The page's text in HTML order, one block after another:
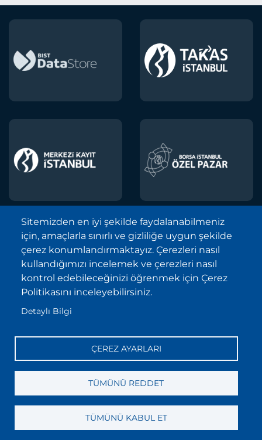
Borsa İstanbul A.Ş. © 2013-2025
Tüm Hakları Saklıdır.
Telif Hakkı ve Çekince İhbarı Bildirimi
Site Haritası
Kişisel Verilerin Korunması (KVKK)
Sıkça Sorulan Sorular
İletişim
Bilgi Toplumu Hizmetleri
Sitemizden en iyi şekilde faydalanabilmeniz
için, amaçlarla sınırlı ve gizliliğe uygun şekilde
çerez konumlandırmaktayız. Çerezleri nasıl
kullandığımızı incelemek ve çerezleri nasıl
kontrol edebileceğinizi öğrenmek için Çerez
Politikasını inceleyebilirsiniz.
Detaylı Bilgi
ÇEREZ AYARLARI
TÜMÜNÜ REDDET
TÜMÜNÜ KABUL ET